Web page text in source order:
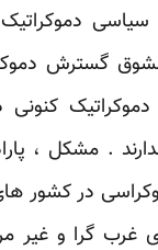
گسترش
کنونی
. مشکل ،
در کشور
گرا و غیر